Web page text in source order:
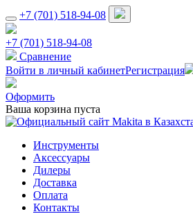
+7 (701) 518-94-08
+7 (701) 518-94-08
Сравнение
Войти в личный кабинетРегистрация
Оформить
Ваша корзина пуста
Инструменты
Аксессуары
Дилеры
Доставка
Оплата
Контакты